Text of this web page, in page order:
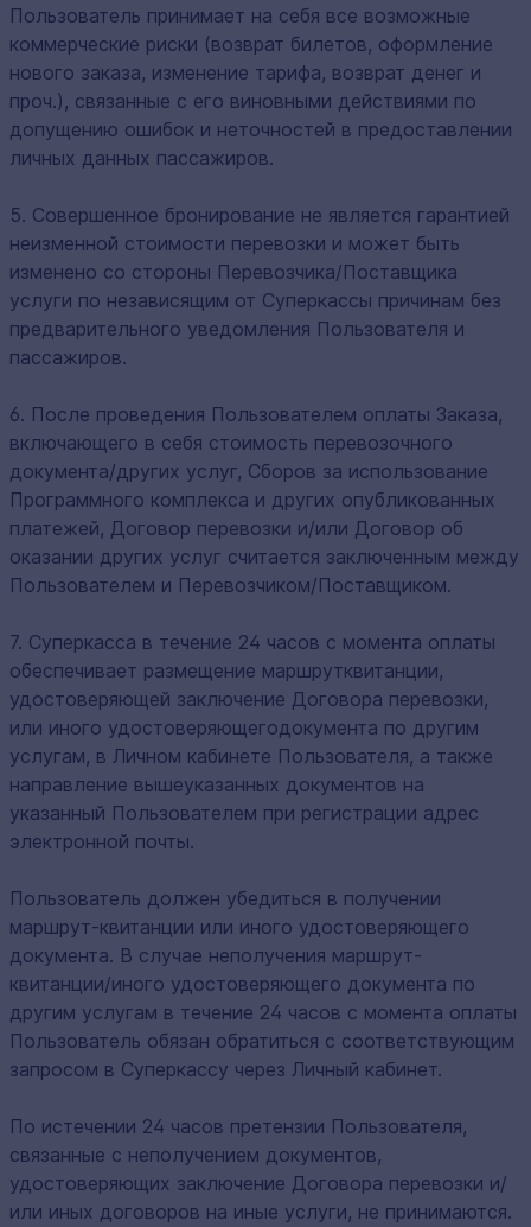
Пользователь принимает на себя все возможные
коммерческие риски (возврат билетов, оформление
нового заказа, изменение тарифа, возврат денег и
проч.), связанные с его виновными действиями по
допущению ошибок и неточностей в предоставлении
личных данных пассажиров.
5. Совершенное бронирование не является гарантией
неизменной стоимости перевозки и может быть
изменено со стороны Перевозчика/Поставщика
услуги по независящим от Суперкассы причинам без
предварительного уведомления Пользователя и
пассажиров.
6. После проведения Пользователем оплаты Заказа,
включающего в себя стоимость перевозочного
документа/других услуг, Сборов за использование
Программного комплекса и других опубликованных
платежей, Договор перевозки и/или Договор об
оказании других услуг считается заключенным между
Пользователем и Перевозчиком/Поставщиком.
7. Суперкасса в течение 24 часов с момента оплаты
обеспечивает размещение маршрутквитанции,
удостоверяющей заключение Договора перевозки,
или иного удостоверяющегодокумента по другим
услугам, в Личном кабинете Пользователя, а также
направление вышеуказанных документов на
указанный Пользователем при регистрации адрес
электронной почты.
Пользователь должен убедиться в получении
маршрут-квитанции или иного удостоверяющего
документа. В случае неполучения маршрут-
квитанции/иного удостоверяющего документа по
другим услугам в течение 24 часов с момента оплаты
Пользователь обязан обратиться с соответствующим
запросом в Суперкассу через Личный кабинет.
По истечении 24 часов претензии Пользователя,
связанные с неполучением документов,
удостоверяющих заключение Договора перевозки и/
или иных договоров на иные услуги, не принимаются.